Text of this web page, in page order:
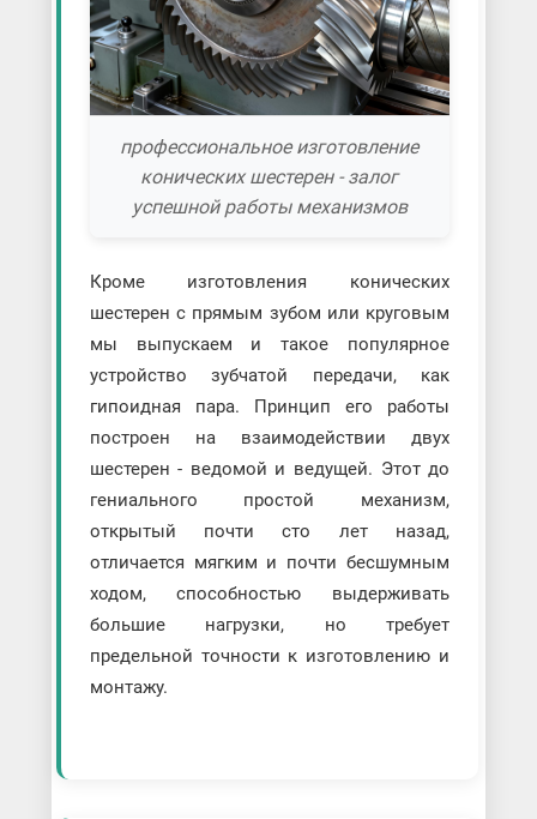
профессиональное изготовление
конических шестерен - залог
успешной работы механизмов
Кроме изготовления конических
шестерен с прямым зубом или круговым
мы выпускаем и такое популярное
устройство зубчатой передачи, как
гипоидная пара. Принцип его работы
построен на взаимодействии двух
шестерен - ведомой и ведущей. Этот до
гениального простой механизм,
открытый почти сто лет назад,
отличается мягким и почти бесшумным
ходом, способностью выдерживать
большие нагрузки, но требует
предельной точности к изготовлению и
монтажу.